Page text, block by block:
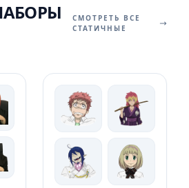
СМОТРЕТЬ ВСЕ
СТАТИЧНЫЕ